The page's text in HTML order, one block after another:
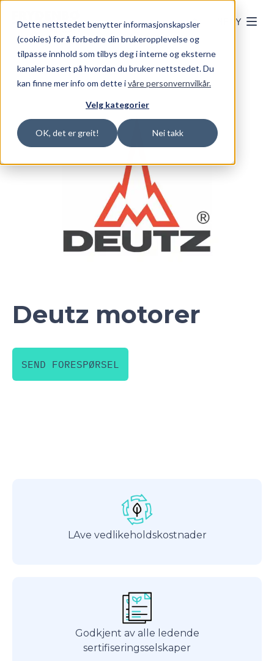
Dette nettstedet benytter informasjonskapsler
(cookies) for å forbedre din brukeropplevelse og
tilpasse innhold som tilbys deg i interne og eksterne
kanaler basert på hvordan du bruker nettstedet. Du
kan finne mer info om dette ivåre personvernvilkår.
Velg kategorier
OK, det er greit! Nei takk
MENY
Deutz motorer
SEND FORESPØRSEL
LAve vedlikeholdskostnader
Godkjent av alle ledende
sertifiseringsselskaper